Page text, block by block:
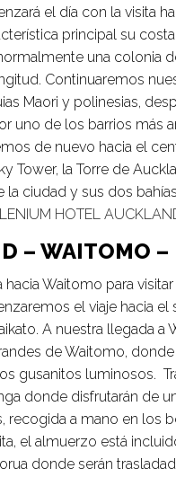
el día con la visita
principal su
una colonia
Continuaremos
Maori y polinesias,
uno de los barrios más
de nuevo hacia el
Tower, la Torre de
la ciudad y sus dos
HOTEL
– WAITOMO –
hacia Waitomo para
el viaje hacia
A nuestra llegada a
de Waitomo,
gusanitos luminosos.
donde disfrutarán de
recogida a mano en los
el almuerzo está
donde serán